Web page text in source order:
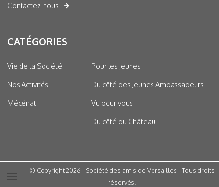
Contactez-nous
CATÉGORIES
Vie de la Société
Nos Activités
Mécénat
Pour les jeunes
Du côté des Jeunes Ambassadeurs
Vu pour vous
Du côté du Château
© Copyright 2026 - Société des amis de Versailles - Tous droits
réservés.